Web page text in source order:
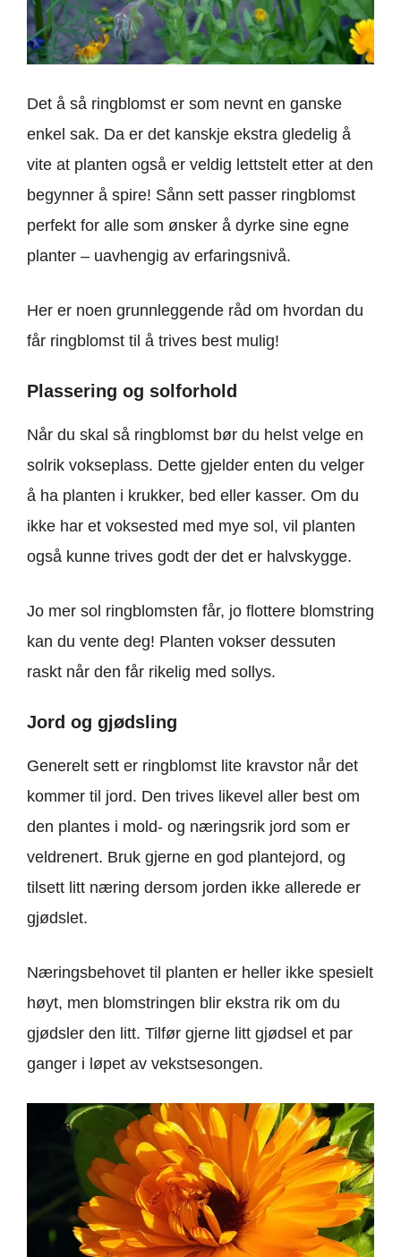
Det å så ringblomst er som nevnt en ganske
enkel sak. Da er det kanskje ekstra gledelig å
vite at planten også er veldig lettstelt etter at den
begynner å spire! Sånn sett passer ringblomst
perfekt for alle som ønsker å dyrke sine egne
planter – uavhengig av erfaringsnivå.
Her er noen grunnleggende råd om hvordan du
får ringblomst til å trives best mulig!
Plassering og solforhold
Når du skal så ringblomst bør du helst velge en
solrik vokseplass. Dette gjelder enten du velger
å ha planten i krukker, bed eller kasser. Om du
ikke har et voksested med mye sol, vil planten
også kunne trives godt der det er halvskygge.
Jo mer sol ringblomsten får, jo flottere blomstring
kan du vente deg! Planten vokser dessuten
raskt når den får rikelig med sollys.
Jord og gjødsling
Generelt sett er ringblomst lite kravstor når det
kommer til jord. Den trives likevel aller best om
den plantes i mold- og næringsrik jord som er
veldrenert. Bruk gjerne en god plantejord, og
tilsett litt næring dersom jorden ikke allerede er
gjødslet.
Næringsbehovet til planten er heller ikke spesielt
høyt, men blomstringen blir ekstra rik om du
gjødsler den litt. Tilfør gjerne litt gjødsel et par
ganger i løpet av vekstsesongen.